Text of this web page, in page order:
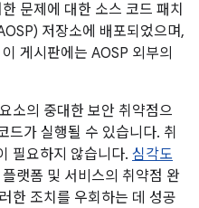
문제에 대한 소스 코드 패치
저장소에 배포되었으며,
게시판에는 AOSP 외부의
소의 중대한 보안 취약점으
드가 실행될 수 있습니다. 취
필요하지 않습니다. 심각도
랫폼 및 서비스의 취약점 완
한 조치를 우회하는 데 성공